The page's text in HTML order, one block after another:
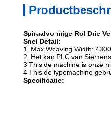
Spiraalvormige Rol Drie
Snel Detail:
1. Max Weaving Width:
2. Het kan PLC van
3.This de machine is onze
4.This de typemachine
Specificatie: